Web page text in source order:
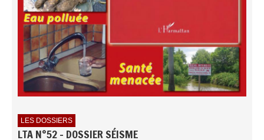
LES DOSSIERS
LTA N°52 - DOSSIER SÉISME